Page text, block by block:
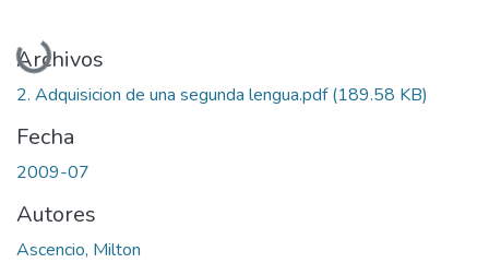
Cargando...
Archivos
2. Adquisicion de una segunda lengua.pdf(189.58 KB)
Fecha
2009-07
Autores
Ascencio, Milton